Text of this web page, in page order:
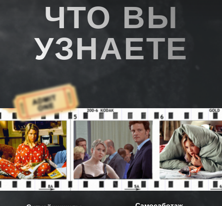
Ситуэйшншипы
надежного мужчину, а
Самосаботаж
Почему даже в хороших
отношениях ты
испытываешь тревогу и в
итоге все портишь
Рост и падение
значимости
Строим график - что
влияет и как этим
управлять
Почему ты еще одна
Установки, мешающие
войти в отношения